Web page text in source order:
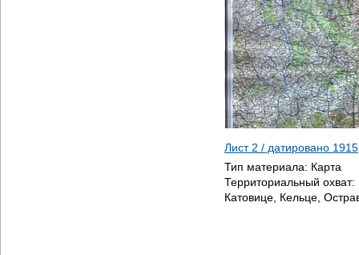
Лист 2 / датировано 1915
Тип материала: Карта
Территориальный охват:
Катовице, Кельце,